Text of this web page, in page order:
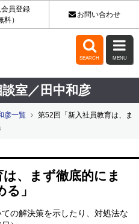
員登録
料）
お問い合わせ

SEARCH

MENU
室／田中和彦
彦一覧
第52回「新入社員教育は、ま
、まず徹底的にま
」
の解決策を示したり、対処法な